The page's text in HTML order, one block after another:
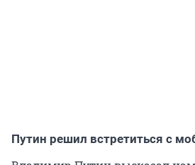
Путин решил встретиться с